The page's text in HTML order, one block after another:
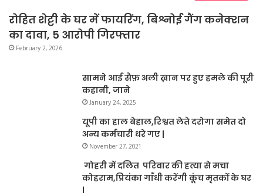
रोहित शेट्टी के घर में फायरिंग, बिश्नोई गैंग कनेक्शन
का दावा, 5 आरोपी गिरफ्तार
February 2, 2026
सामने आई सैफ़ अली ख़ान पर हुए हमले की पूरी
कहानी, जाने
January 24, 2025
यूपी का हाल बेहाल,रिश्वत लेते दरोगा समेत दो
अन्य कर्मचारी धरे गए |
November 27, 2021
गोहरी में दलित परिवार की हत्या से मचा
कोहराम,प्रियंका गाँधी करेंगी कूंच मृतकों के घर
|